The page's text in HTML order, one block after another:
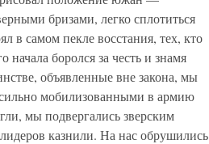
бризами, легко сплотиться
в самом пекле восстания, тех, кто
боролся за честь и знамя
объявленные вне закона, мы
мобилизованными в армию
мы подвергались зверским
казнили. На нас обрушились